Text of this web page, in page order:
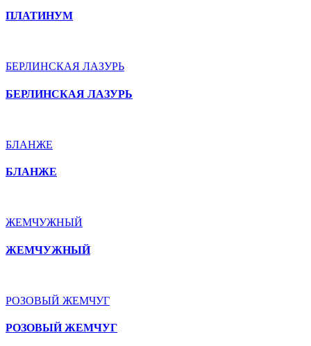
ПЛАТИНУМ
БЕРЛИНСКАЯ ЛАЗУРЬ
БЕРЛИНСКАЯ ЛАЗУРЬ
БЛАНЖЕ
БЛАНЖЕ
ЖЕМЧУЖНЫЙ
ЖЕМЧУЖНЫЙ
РОЗОВЫЙ ЖЕМЧУГ
РОЗОВЫЙ ЖЕМЧУГ